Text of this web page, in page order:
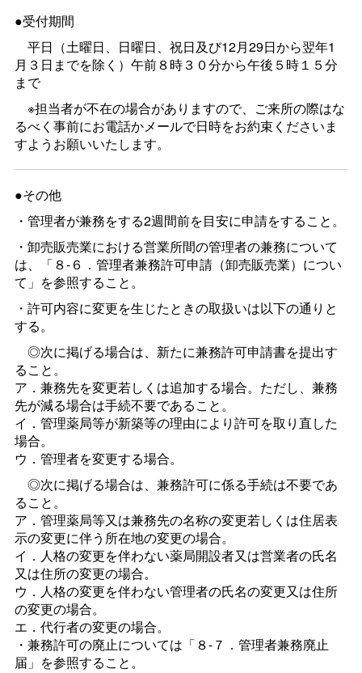
●受付期間
平日（土曜日、日曜日、祝日及び12月29日から翌年1
月３日までを除く）午前８時３０分から午後５時１５分
まで
※担当者が不在の場合がありますので、ご来所の際はな
るべく事前にお電話かメールで日時をお約束くださいま
すようお願いいたします。
●その他
・管理者が兼務をする2週間前を目安に申請をすること。
・卸売販売業における営業所間の管理者の兼務について
は、「８-６．管理者兼務許可申請（卸売販売業）につい
て」を参照すること。
・許可内容に変更を生じたときの取扱いは以下の通りと
する。
◎次に掲げる場合は、新たに兼務許可申請書を提出す
ること。
ア．兼務先を変更若しくは追加する場合。ただし、兼務
先が減る場合は手続不要であること。
イ．管理薬局等が新築等の理由により許可を取り直した
場合。
ウ．管理者を変更する場合。
◎次に掲げる場合は、兼務許可に係る手続は不要であ
ること。
ア．管理薬局等又は兼務先の名称の変更若しくは住居表
示の変更に伴う所在地の変更の場合。
イ．人格の変更を伴わない薬局開設者又は営業者の氏名
又は住所の変更の場合。
ウ．人格の変更を伴わない管理者の氏名の変更又は住所
の変更の場合。
エ．代行者の変更の場合。
・兼務許可の廃止については「８-７．管理者兼務廃止
届」を参照すること。